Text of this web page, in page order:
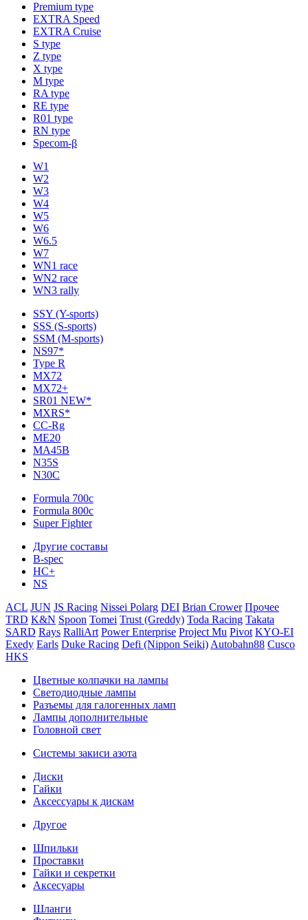
Premium type
EXTRA Speed
EXTRA Cruise
S type
Z type
X type
M type
RA type
RE type
R01 type
RN type
Specom-β
W1
W2
W3
W4
W5
W6
W6.5
W7
WN1 race
WN2 race
WN3 rally
SSY (Y-sports)
SSS (S-sports)
SSM (M-sports)
NS97*
Type R
MX72
MX72+
SR01 NEW*
MXRS*
CC-Rg
ME20
MA45B
N35S
N30C
Formula 700c
Formula 800c
Super Fighter
Другие составы
B-spec
HC+
NS
ACL JUN JS Racing Nissei Polarg DEI Brian Crower Прочее
TRD K&N Spoon Tomei Trust (Greddy) Toda Racing Takata
SARD Rays RalliArt Power Enterprise Project Mu Pivot KYO-EI
Exedy Earls Duke Racing Defi (Nippon Seiki) Autobahn88 Cusco
HKS
Цветные колпачки на лампы
Светодиодные лампы
Разъемы для галогенных ламп
Лампы дополнительные
Головной свет
Системы закиси азота
Диски
Гайки
Аксессуары к дискам
Другое
Шпильки
Проставки
Гайки и секретки
Аксесуары
Шланги